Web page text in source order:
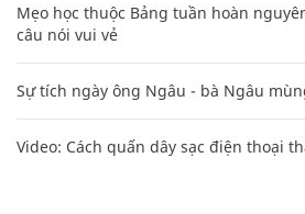
Mẹo học thuộc Bảng tuần hoàn
câu nói vui vẻ
Sự tích ngày ông Ngâu - bà Ngâu
Video: Cách quấn dây sạc điện thoại